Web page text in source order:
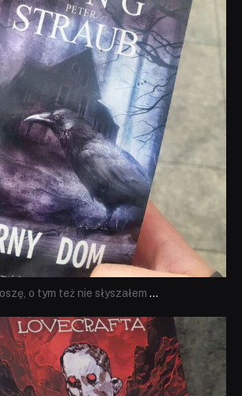
o tym też nie słyszałem ...
dobryhorror
Wrz 19